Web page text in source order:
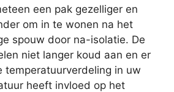
een pak gezelliger en
om in te wonen na het
spouw door na-isolatie. De
niet langer koud aan en er
temperatuurverdeling in uw
heeft invloed op het